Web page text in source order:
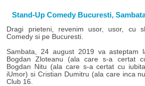
Stand-Up Comedy Bucuresti,
Dragi prieteni, revenim usor, usor, cu
Comedy si pe Bucuresti.
Sambata, 24 august 2019 va asteptam
Bogdan Zloteanu (ala care s-a certat
Bogdan Nitu (ala care s-a certat cu
iUmor) si Cristian Dumitru (ala care inca
Club 16.